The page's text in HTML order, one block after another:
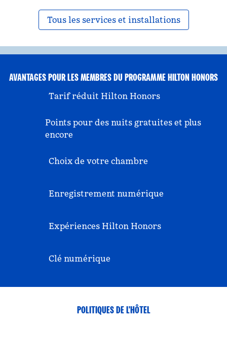
Tous les services et installations
AVANTAGES POUR LES MEMBRES DU PROGRAMME HILTON HONORS
Tarif réduit Hilton Honors
Points pour des nuits gratuites et plus
encore
Choix de votre chambre
Enregistrement numérique
Expériences Hilton Honors
Clé numérique
POLITIQUES DE L'HÔTEL